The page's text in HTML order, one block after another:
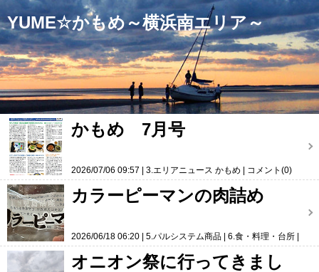
YUME☆かもめ～横浜南エリア～
かもめ 7月号
2026/07/06 09:57 3.エリアニュース かもめ コメント(0)
カラーピーマンの肉詰め
2026/06/18 06:20 5.パルシステム商品
6.食・料理・台所
コメント(0)
オニオン祭に行ってきまし